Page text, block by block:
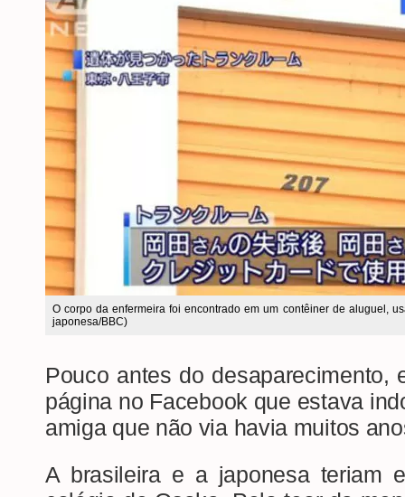
O corpo da enfermeira foi encontrado em um contêiner de aluguel,
japonesa/BBC)
Pouco antes do desaparecimento,
página no Facebook que estava
amiga que não via havia muitos
A brasileira e a japonesa teriam